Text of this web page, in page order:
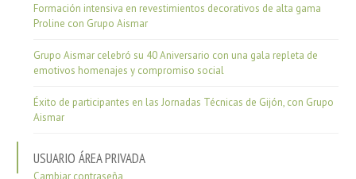
Formación intensiva en revestimientos decorativos de alta gama
Proline con Grupo Aismar
Grupo Aismar celebró su 40 Aniversario con una gala repleta de
emotivos homenajes y compromiso social
Éxito de participantes en las Jornadas Técnicas de Gijón, con Grupo
Aismar
USUARIO ÁREA PRIVADA
Cambiar contraseña